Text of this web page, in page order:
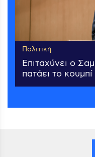
Πολιτική
Επιταχύνει ο
πατάει το κουμπί